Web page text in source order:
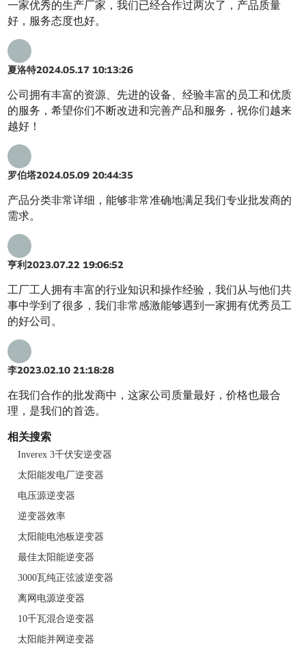
一家优秀的生产厂家，我们已经合作过两次了，产品质量
好，服务态度也好。
夏洛特2024.05.17 10:13:26
公司拥有丰富的资源、先进的设备、经验丰富的员工和优质
的服务，希望你们不断改进和完善产品和服务，祝你们越来
越好！
罗伯塔2024.05.09 20:44:35
产品分类非常详细，能够非常准确地满足我们专业批发商的
需求。
亨利2023.07.22 19:06:52
工厂工人拥有丰富的行业知识和操作经验，我们从与他们共
事中学到了很多，我们非常感激能够遇到一家拥有优秀员工
的好公司。
李2023.02.10 21:18:28
在我们合作的批发商中，这家公司质量最好，价格也最合
理，是我们的首选。
相关搜索
Inverex 3千伏安逆变器
太阳能发电厂逆变器
电压源逆变器
逆变器效率
太阳能电池板逆变器
最佳太阳能逆变器
3000瓦纯正弦波逆变器
离网电源逆变器
10千瓦混合逆变器
太阳能并网逆变器